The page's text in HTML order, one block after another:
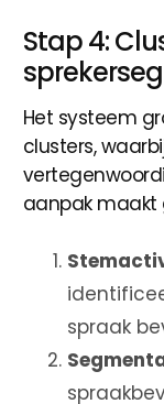
Stap 4:
Het systeem
clusters,
aanpak maakt
spraak